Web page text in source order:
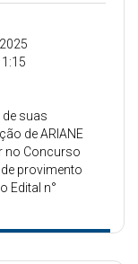
suas
de ARIANE
no Concurso
provimento
Edital n°